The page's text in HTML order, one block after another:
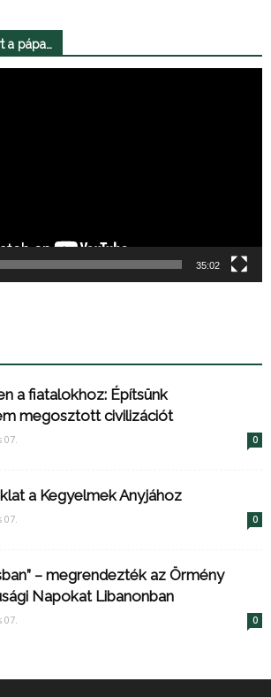
a pápa…
35:02
a fiatalokhoz: Építsünk
megosztott civilizációt
0
a Kegyelmek Anyjához
0
– megrendezték az Örmény
Napokat Libanonban
0